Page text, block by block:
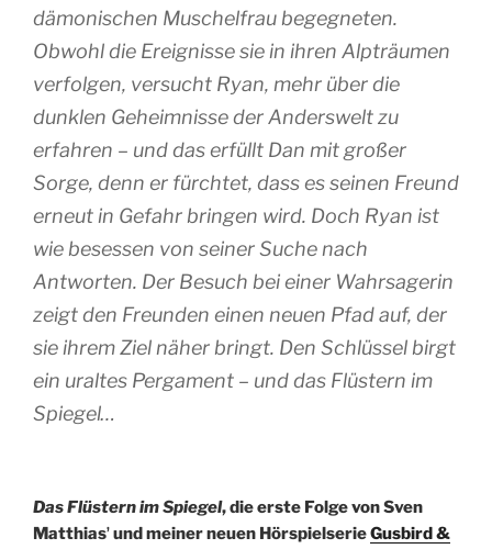
dämonischen Muschelfrau begegneten.
Obwohl die Ereignisse sie in ihren Alpträumen
verfolgen, versucht Ryan, mehr über die
dunklen Geheimnisse der Anderswelt zu
erfahren – und das erfüllt Dan mit großer
Sorge, denn er fürchtet, dass es seinen Freund
erneut in Gefahr bringen wird. Doch Ryan ist
wie besessen von seiner Suche nach
Antworten. Der Besuch bei einer Wahrsagerin
zeigt den Freunden einen neuen Pfad auf, der
sie ihrem Ziel näher bringt. Den Schlüssel birgt
ein uraltes Pergament – und das Flüstern im
Spiegel…
Das Flüstern im Spiegel, die erste Folge von Sven
Matthiasʼ und meiner neuen HörspielserieGusbird &